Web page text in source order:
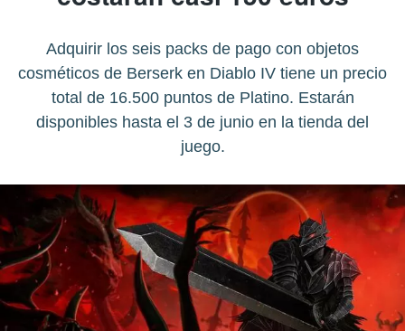
Adquirir los seis packs de pago con objetos
cosméticos de Berserk en Diablo IV tiene un precio
total de 16.500 puntos de Platino. Estarán
disponibles hasta el 3 de junio en la tienda del
juego.